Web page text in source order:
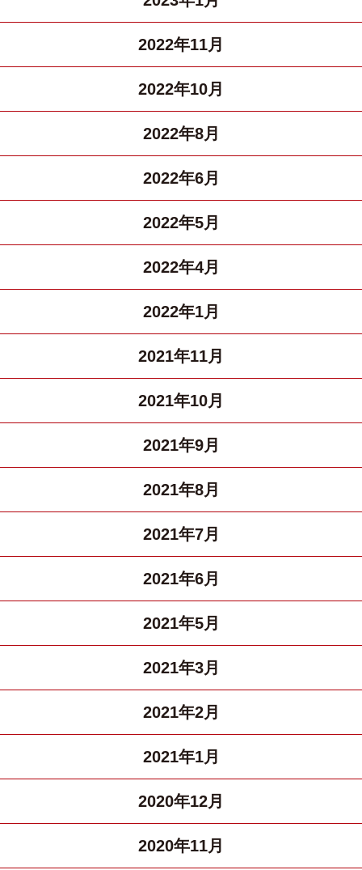
2022年11月
2022年10月
2022年8月
2022年6月
2022年5月
2022年4月
2022年1月
2021年11月
2021年10月
2021年9月
2021年8月
2021年7月
2021年6月
2021年5月
2021年3月
2021年2月
2021年1月
2020年12月
2020年11月